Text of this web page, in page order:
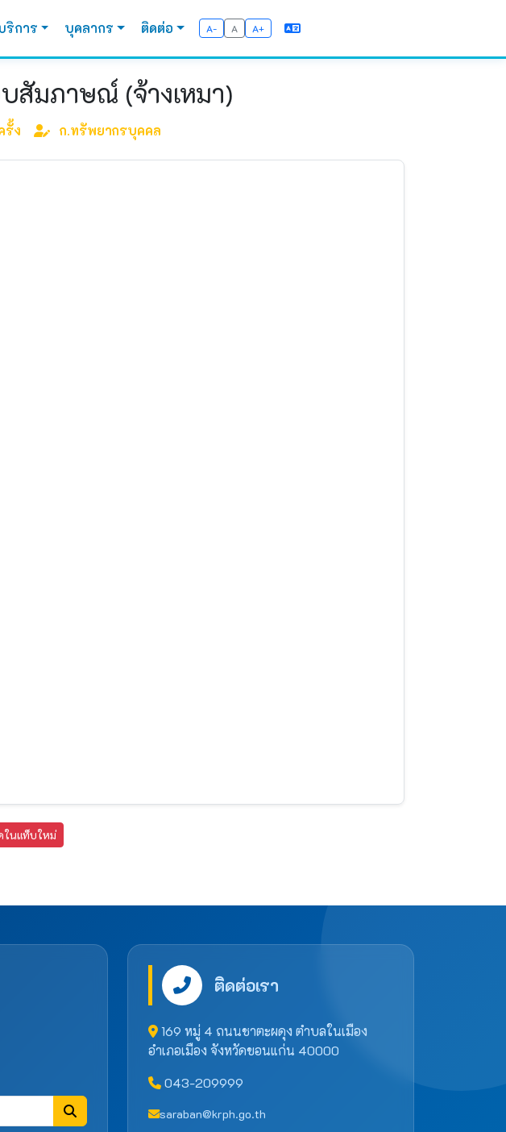
ริการ บุคลากร ติดต่อ A- A A+
สัมภาษณ์ (จ้างเหมา)
รั้ง ก.ทรัพยากรบุคคล
ในแท็บใหม่
ติดต่อเรา
169 หมู่ 4 ถนนชาตะผดุง ตำบลในเมือง
อำเภอเมือง จังหวัดขอนแก่น 40000
043-209999
saraban@krph.go.th